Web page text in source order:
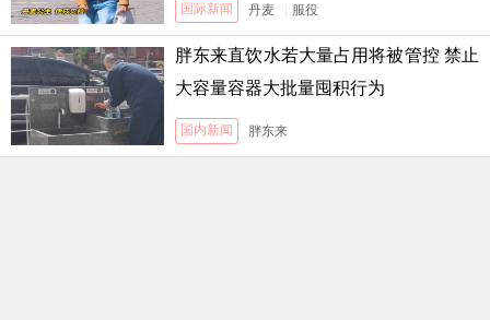
国际新闻 丹麦 服役
胖东来直饮水若大量占用将被管控 禁止
大容量容器大批量囤积行为
国内新闻 胖东来